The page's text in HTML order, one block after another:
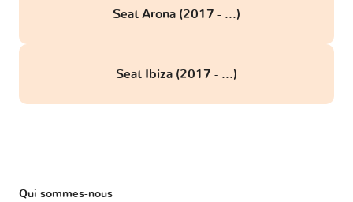
Seat Arona (2017 - ...)
Seat Ibiza (2017 - ...)
Qui sommes-nous